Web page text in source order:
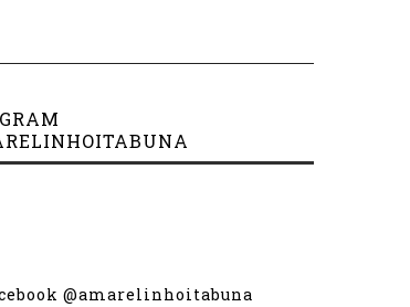
@amarelinhoitabuna